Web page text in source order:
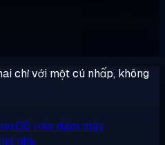
chỉ với một cú nhấp, không
trên đám mây
nhẹ